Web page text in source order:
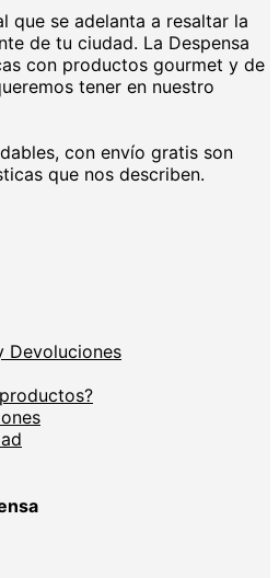
que se adelanta a resaltar la
de tu ciudad. La Despensa
con productos gourmet y de
tener en nuestro
con envío gratis son
que nos describen.
Devoluciones